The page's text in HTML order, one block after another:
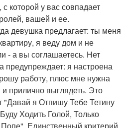
которой у вас совпадает
вашей и ее.
девушка предлагает: ты меня
я веду дом и не
- а вы соглашаетесь. Нет
предупреждает: я настроена
работу, плюс мне нужна
прилично выглядеть. Это
"Давай я Отпишу Тебе Тетину
Ходить Голой, Только
Единственный критерий